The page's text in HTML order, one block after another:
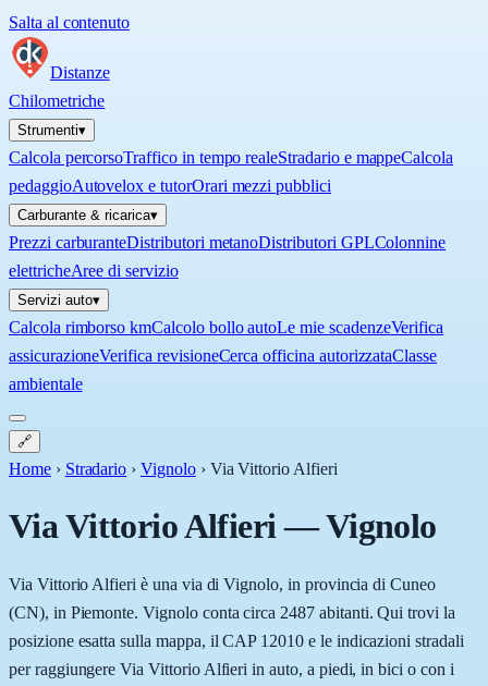
Salta al contenuto
Distanze
Chilometriche
Strumenti▾
Calcola percorsoTraffico in tempo realeStradario e mappeCalcola
pedaggioAutovelox e tutorOrari mezzi pubblici
Carburante & ricarica▾
Prezzi carburanteDistributori metanoDistributori GPLColonnine
elettricheAree di servizio
Servizi auto▾
Calcola rimborso kmCalcolo bollo autoLe mie scadenzeVerifica
assicurazioneVerifica revisioneCerca officina autorizzataClasse
ambientale
🔗
Home › Stradario › Vignolo › Via Vittorio Alfieri
Via Vittorio Alfieri—Vignolo
Via Vittorio Alfieri è una via di Vignolo, in provincia di Cuneo
(CN), in Piemonte. Vignolo conta circa 2487 abitanti. Qui trovi la
posizione esatta sulla mappa, il CAP 12010 e le indicazioni stradali
per raggiungere Via Vittorio Alfieri in auto, a piedi, in bici o con i